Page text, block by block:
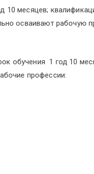
10 месяцев;
осваивают рабочую
обучения 1 год 10
профессии: